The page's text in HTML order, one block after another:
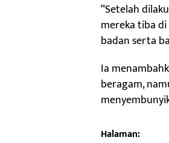
“Setelah
mereka tiba
badan serta
Ia
beragam,
Halaman: